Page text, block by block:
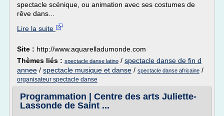
spectacle scénique, ou animation avec ses costumes de
rêve dans...
Lire la suite
Site : http://www.aquarelladumonde.com
Thèmes liés : spectacle danse latino / spectacle danse de fin d
annee / spectacle musique et danse / spectacle danse africaine /
organisateur spectacle danse
Programmation | Centre des arts Juliette-
Lassonde de Saint ...